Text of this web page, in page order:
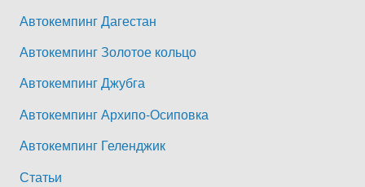
Автокемпинг Дагестан
Автокемпинг Золотое кольцо
Автокемпинг Джубга
Автокемпинг Архипо-Осиповка
Автокемпинг Геленджик
Статьи